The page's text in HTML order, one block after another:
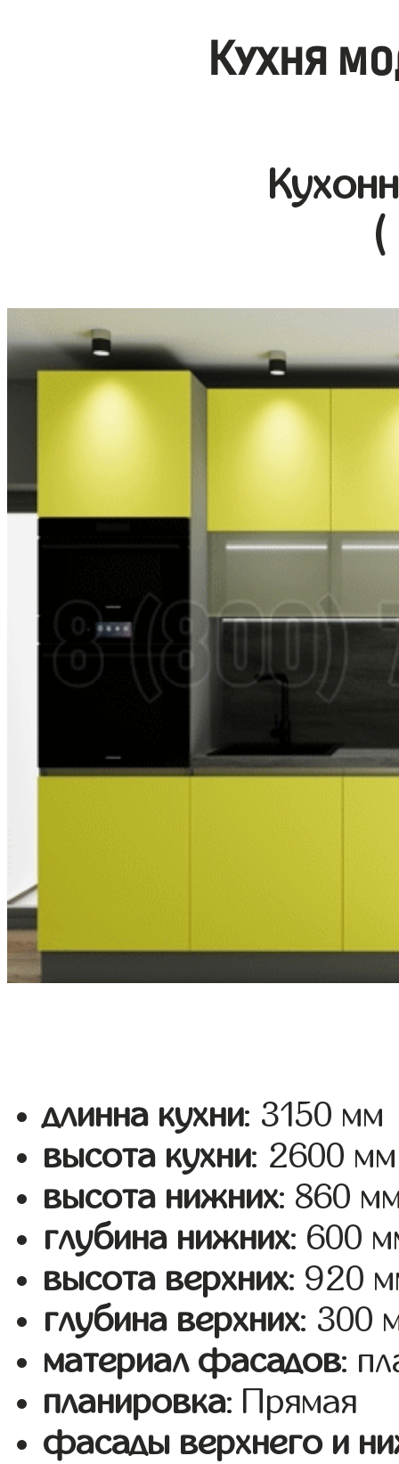
Кухня
(
длинна кухни: 3150 мм
высота кухни: 2600 мм
высота нижних: 860
глубина нижних: 600
высота верхних: 920
глубина верхних: 300
материал фасадов:
планировка: Прямая
фасады верхнего и